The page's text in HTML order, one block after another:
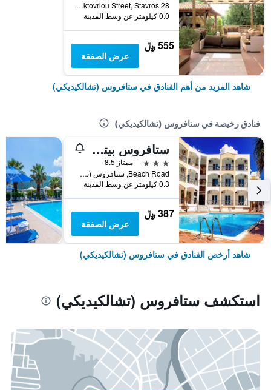
28 Oktovriou Street, Stavros, ستافروس (تشالكيديكي), اليونان
0.0 كيلومتر عن وسط المدينة
555 ﷼
عرض الصفقة
شاهد المزيد من أهم الفنادق في ستافروس (تشالكيديكي)
فنادق رخيصة في ستافروس (تشالكيديكي)
ستافروس بيتش هوتل
3 نجوم
ممتاز 8.5
Beach Road, ستافروس (تشالكيديكي), اليونان
0.3 كيلومتر عن وسط المدينة
387 ﷼
عرض الصفقة
شاهد أرخص الفنادق في ستافروس (تشالكيديكي)
استكشف ستافروس (تشالكيديكي)